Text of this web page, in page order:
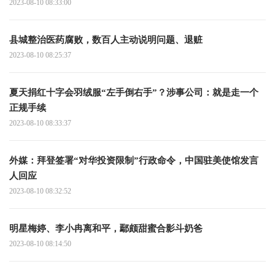
2023-08-10 08:33:00
县城整治医药腐败，数百人主动说明问题、退赃
2023-08-10 08:25:37
夏天捐红十字会羽绒服“左手倒右手”？涉事公司：就是走一个
正规手续
2023-08-10 08:33:37
外媒：拜登签署“对华投资限制”行政命令，中国驻美使馆发言
人回应
2023-08-10 08:32:52
明星梅婷、李小冉离和平，鄢颇甜蜜合影斗奶爸
2023-08-10 08:14:50